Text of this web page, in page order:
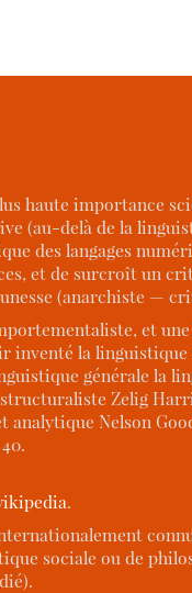
haute importance
delà de la
des langages
et de surcroît un
(anarchiste —
et
la linguistique
générale la
Zelig
Nelson
.
sociale ou de